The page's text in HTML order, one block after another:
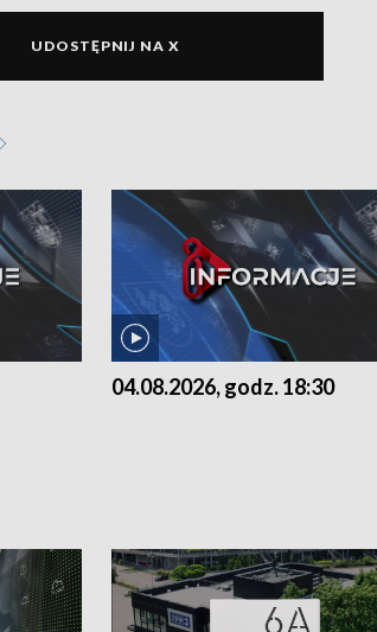
UDOSTĘPNIJ NA X
04.08.2026, godz. 18:30